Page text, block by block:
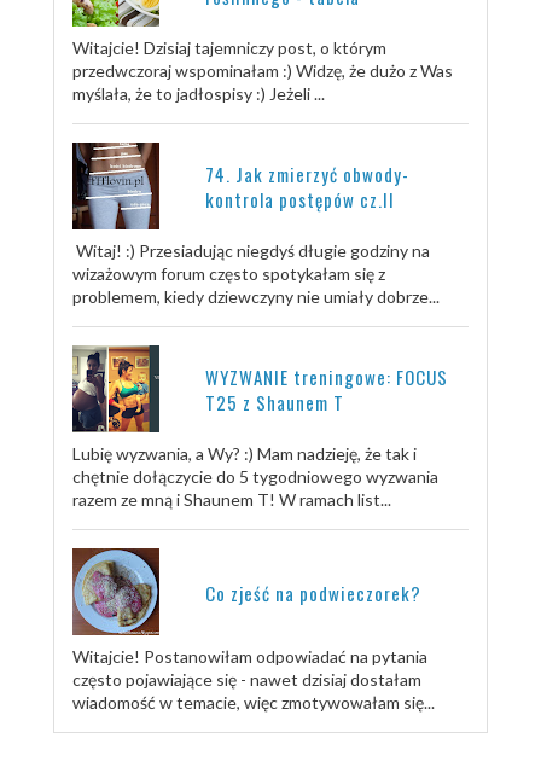
Witajcie! Dzisiaj tajemniczy post, o którym
przedwczoraj wspominałam :) Widzę, że dużo z Was
myślała, że to jadłospisy :) Jeżeli ...
74. Jak zmierzyć obwody-
kontrola postępów cz.II
Witaj! :) Przesiadując niegdyś długie godziny na
wizażowym forum często spotykałam się z
problemem, kiedy dziewczyny nie umiały dobrze...
WYZWANIE treningowe: FOCUS
T25 z Shaunem T
Lubię wyzwania, a Wy? :) Mam nadzieję, że tak i
chętnie dołączycie do 5 tygodniowego wyzwania
razem ze mną i Shaunem T! W ramach list...
Co zjeść na podwieczorek?
Witajcie! Postanowiłam odpowiadać na pytania
często pojawiające się - nawet dzisiaj dostałam
wiadomość w temacie, więc zmotywowałam się...